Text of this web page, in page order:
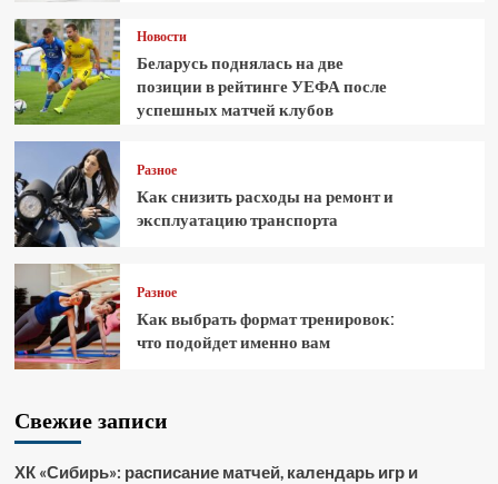
Новости
Беларусь поднялась на две
позиции в рейтинге УЕФА после
успешных матчей клубов
Разное
Как снизить расходы на ремонт и
эксплуатацию транспорта
Разное
Как выбрать формат тренировок:
что подойдет именно вам
Свежие записи
ХК «Сибирь»: расписание матчей, календарь игр и